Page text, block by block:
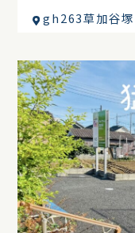
gh263草加谷塚